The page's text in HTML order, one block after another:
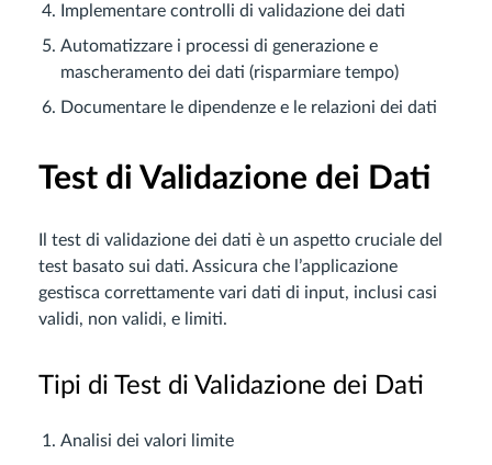
Implementare controlli di validazione dei dati
Automatizzare i processi di generazione e
mascheramento dei dati (risparmiare tempo)
Documentare le dipendenze e le relazioni dei dati
Test di Validazione dei Dati
Il test di validazione dei dati è un aspetto cruciale del
test basato sui dati. Assicura che l’applicazione
gestisca correttamente vari dati di input, inclusi casi
validi, non validi, e limiti.
Tipi di Test di Validazione dei Dati
Analisi dei valori limite